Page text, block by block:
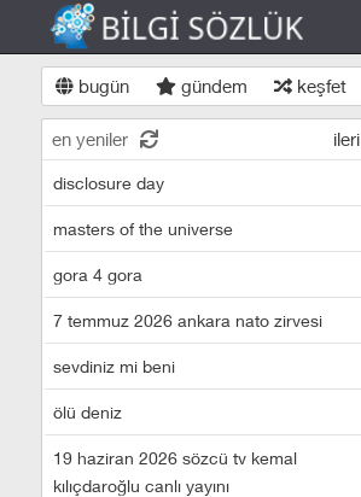
bugün gündem keşfet
en yeniler ileri
disclosure day
masters of the universe
gora 4 gora
7 temmuz 2026 ankara nato zirvesi
sevdiniz mi beni
ölü deniz
19 haziran 2026 sözcü tv kemal
kılıçdaroğlu canlı yayını